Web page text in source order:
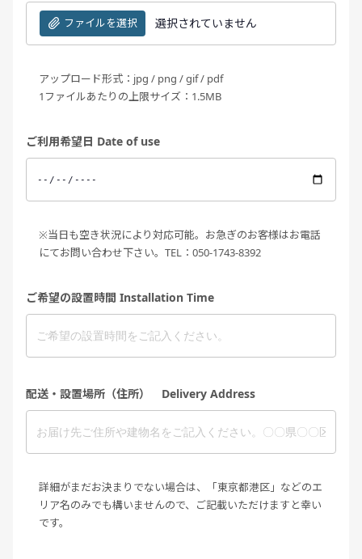
ファイルを選択 選択されていません
アップロード形式：jpg / png / gif / pdf
1ファイルあたりの上限サイズ：1.5MB
ご利用希望日 Date of use
※当日も空き状況により対応可能。お急ぎのお客様はお電話
にてお問い合わせ下さい。TEL：050-1743-8392
ご希望の設置時間 Installation Time
配送・設置場所（住所） Delivery Address
詳細がまだお決まりでない場合は、「東京都港区」などのエ
リア名のみでも構いませんので、ご記載いただけますと幸い
です。